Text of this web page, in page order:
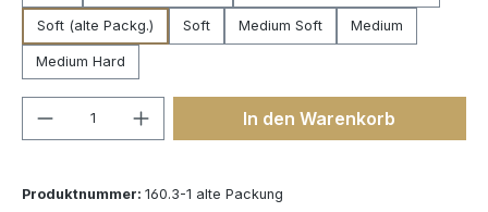
Soft (alte Packg.) Soft Medium Soft Medium
Medium Hard
Produkt Anzahl: Gib denIn den Warenkorb
Produktnummer: 160.3-1 alte Packung